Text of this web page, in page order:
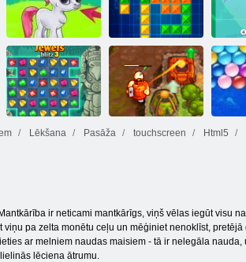
maverick slikto
zēnu slepkava
CS klons
Burbulis Gemes Tentriks
Lēkšana Pasāža touchscreen Html5
ir neticami mantkārīgs, viņš vēlas iegūt visu
viņu pa zelta monētu ceļu un mēģiniet nenoklīst,
ar melniem naudas maisiem - tā ir nelegāla
lēciena ātrumu.